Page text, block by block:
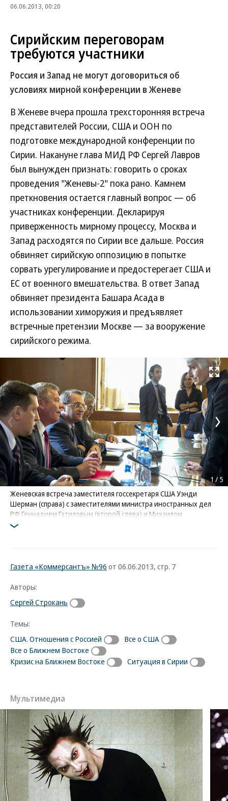
06.06.2013, 00:20
Сирийским переговорам
требуются участники
Россия и Запад не могут договориться об
условиях мирной конференции в Женеве
В Женеве вчера прошла трехсторонняя встреча
представителей России, США и ООН по
подготовке международной конференции по
Сирии. Накануне глава МИД РФ Сергей Лавров
был вынужден признать: говорить о сроках
проведения "Женевы-2" пока рано. Камнем
преткновения остается главный вопрос — об
участниках конференции. Декларируя
приверженность мирному процессу, Москва и
Запад расходятся по Сирии все дальше. Россия
обвиняет сирийскую оппозицию в попытке
сорвать урегулирование и предостерегает США и
ЕС от военного вмешательства. В ответ Запад
обвиняет президента Башара Асада в
использовании химоружия и предъявляет
встречные претензии Москве — за вооружение
сирийского режима.
Развернуть
Женевская встреча заместителя госсекретаря США Уэнди
Шерман (справа) с заместителями министра иностранных дел
РФ Геннадием Гатиловым (второй слева) и Михаилом
Богдановым (третий слева) подтвердила: конференция по
1 / 5
Газета «Коммерсантъ» №96 от 06.06.2013, стр. 7
Авторы:
Сергей Строкань
Темы:
США. Отношения с Россией
Все о США
Все о Ближнем Востоке
Кризис на Ближнем Востоке
Ситуация в Сирии
Мультимедиа